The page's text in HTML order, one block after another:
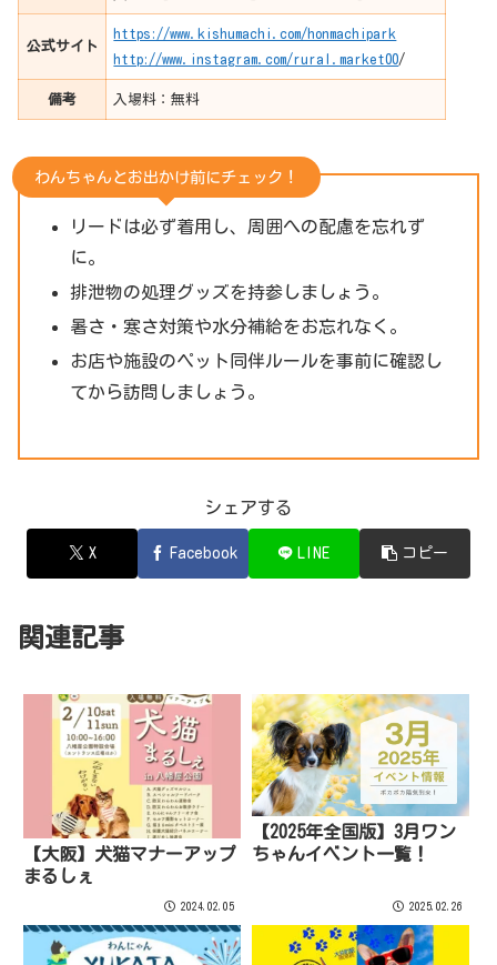
公式サイト
https://www.kishumachi.com/honmachipark
http://www.instagram.com/rural.market00/
備考 入場料：無料
わんちゃんとお出かけ前にチェック！
リードは必ず着用し、周囲への配慮を忘れず
に。
排泄物の処理グッズを持参しましょう。
暑さ・寒さ対策や水分補給をお忘れなく。
お店や施設のペット同伴ルールを事前に確認し
てから訪問しましょう。
シェアする
X Facebook LINE コピー
関連記事
【大阪】犬猫マナーアップ
まるしぇ
2024.02.05
【2025年全国版】3月ワン
ちゃんイベント一覧！
2025.02.26